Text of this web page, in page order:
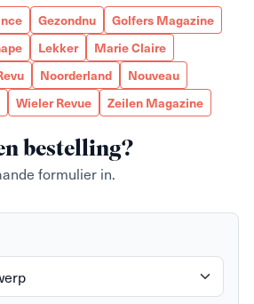
Gezondnu
Golfers Magazine
Lekker
Marie Claire
Noorderland
Nouveau
Wieler Revue Zeilen Magazine
bestelling?
formulier in.